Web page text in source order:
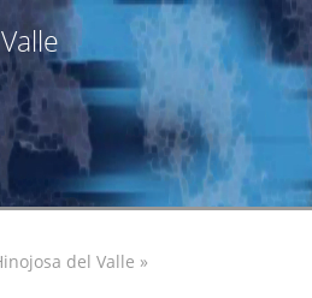
del Valle »